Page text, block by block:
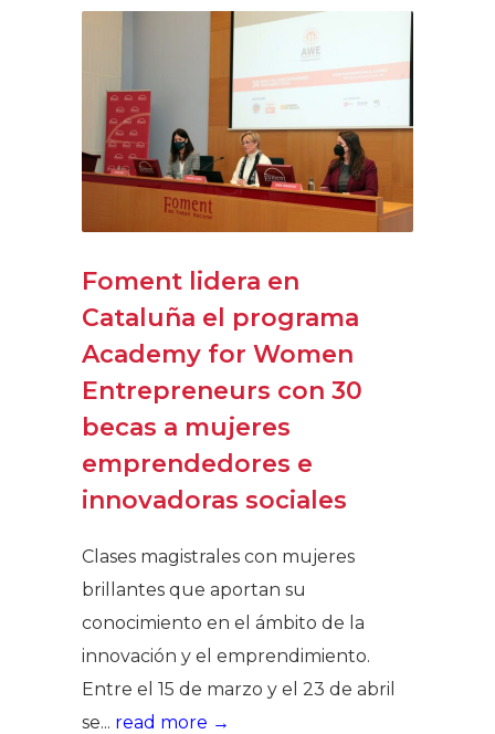
Foment lidera en
Cataluña el programa
Academy for Women
Entrepreneurs con 30
becas a mujeres
emprendedores e
innovadoras sociales
Clases magistrales con mujeres
brillantes que aportan su
conocimiento en el ámbito de la
innovación y el emprendimiento.
Entre el 15 de marzo y el 23 de abril
se... read more →